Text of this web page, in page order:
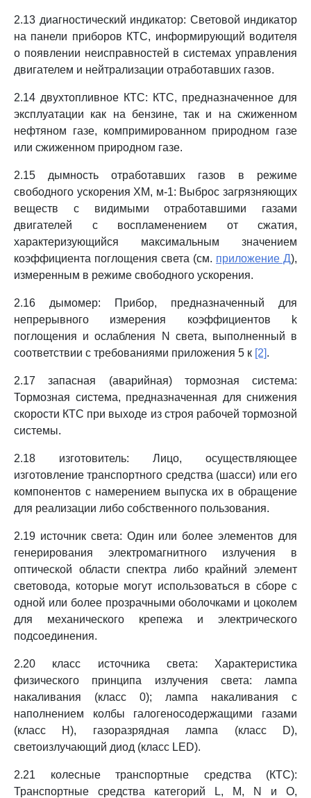
2.13 диагностический индикатор: Световой индикатор
на панели приборов КТС, информирующий водителя
о появлении неисправностей в системах управления
двигателем и нейтрализации отработавших газов.
2.14 двухтопливное КТС: КТС, предназначенное для
эксплуатации как на бензине, так и на сжиженном
нефтяном газе, компримированном природном газе
или сжиженном природном газе.
2.15 дымность отработавших газов в режиме
свободного ускорения XM, м-1: Выброс загрязняющих
веществ с видимыми отработавшими газами
двигателей с воспламенением от сжатия,
характеризующийся максимальным значением
коэффициента поглощения света (см. приложение Д),
измеренным в режиме свободного ускорения.
2.16 дымомер: Прибор, предназначенный для
непрерывного измерения коэффициентов k
поглощения и ослабления N света, выполненный в
соответствии с требованиями приложения 5 к [2].
2.17 запасная (аварийная) тормозная система:
Тормозная система, предназначенная для снижения
скорости КТС при выходе из строя рабочей тормозной
системы.
2.18 изготовитель: Лицо, осуществляющее
изготовление транспортного средства (шасси) или его
компонентов с намерением выпуска их в обращение
для реализации либо собственного пользования.
2.19 источник света: Один или более элементов для
генерирования электромагнитного излучения в
оптической области спектра либо крайний элемент
световода, которые могут использоваться в сборе с
одной или более прозрачными оболочками и цоколем
для механического крепежа и электрического
подсоединения.
2.20 класс источника света: Характеристика
физического принципа излучения света: лампа
накаливания (класс 0); лампа накаливания с
наполнением колбы галогеносодержащими газами
(класс H), газоразрядная лампа (класс D),
светоизлучающий диод (класс LED).
2.21 колесные транспортные средства (КТС):
Транспортные средства категорий L, M, N и O,